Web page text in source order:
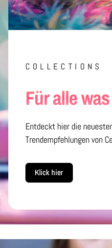
COLLECTIONS
Für alle
Entdeckt hier die
Trendempfehlungen von
Klick hier